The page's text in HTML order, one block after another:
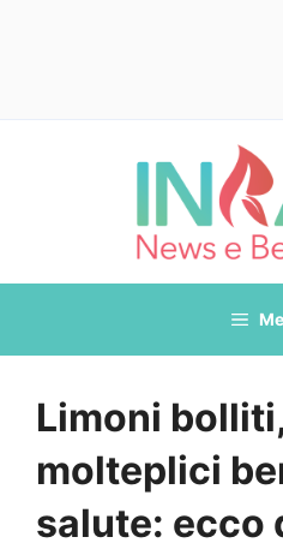
Limoni
molteplici
salute: ecco